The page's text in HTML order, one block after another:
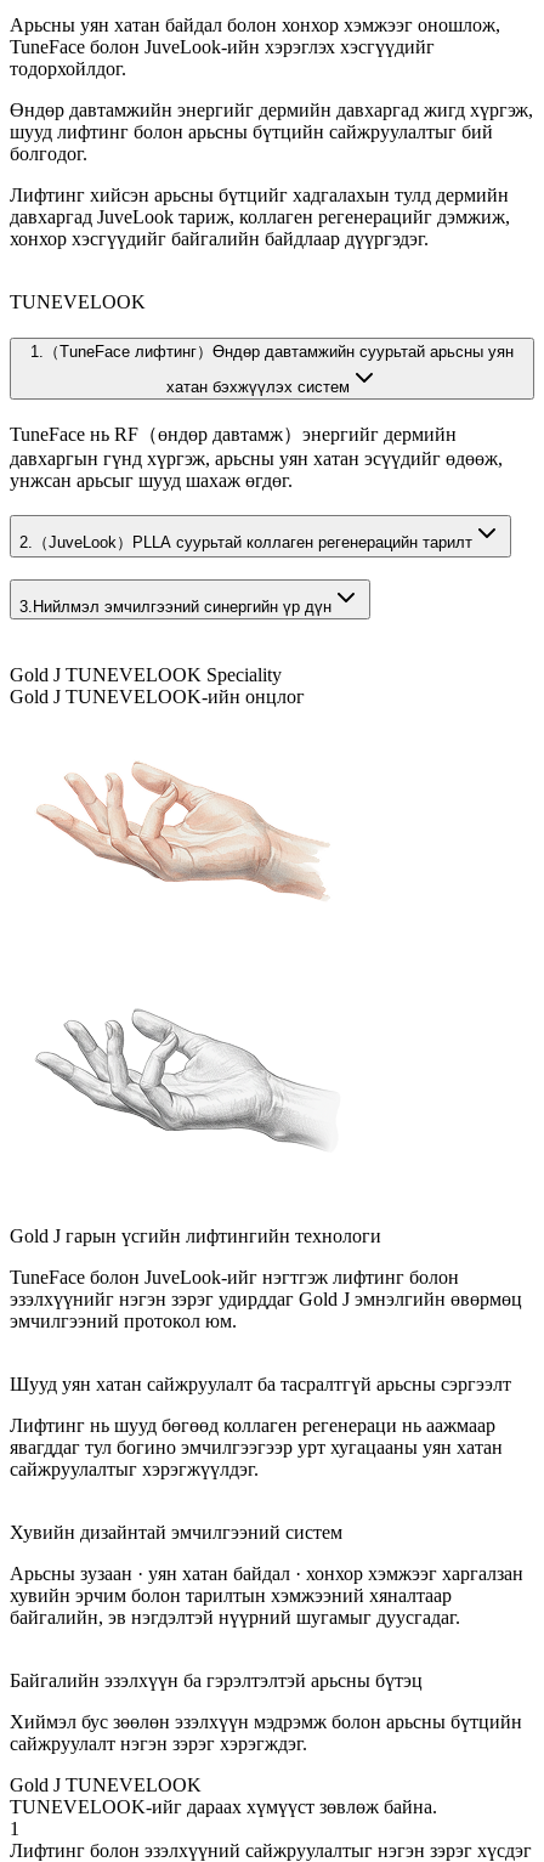
Арьсны уян хатан байдал болон хонхор хэмжээг оношлож,
TuneFace болон JuveLook-ийн хэрэглэх хэсгүүдийг
тодорхойлдог.
Өндөр давтамжийн энергийг дермийн давхаргад жигд хүргэж,
шууд лифтинг болон арьсны бүтцийн сайжруулалтыг бий
болгодог.
Лифтинг хийсэн арьсны бүтцийг хадгалахын тулд дермийн
давхаргад JuveLook тариж, коллаген регенерацийг дэмжиж,
хонхор хэсгүүдийг байгалийн байдлаар дүүргэдэг.
TUNEVELOOK
1. （TuneFace лифтинг）Өндөр давтамжийн суурьтай арьсны уян
хатан бэхжүүлэх систем
TuneFace нь RF（өндөр давтамж）энергийг дермийн
давхаргын гүнд хүргэж, арьсны уян хатан эсүүдийг өдөөж,
унжсан арьсыг шууд шахаж өгдөг.
2. （JuveLook）PLLA суурьтай коллаген регенерацийн тарилт
3. Нийлмэл эмчилгээний синергийн үр дүн
Gold J TUNEVELOOK Speciality
Gold J TUNEVELOOK-ийн онцлог
Gold J гарын үсгийн лифтингийн технологи
TuneFace болон JuveLook-ийг нэгтгэж лифтинг болон
эзэлхүүнийг нэгэн зэрэг удирддаг Gold J эмнэлгийн өвөрмөц
эмчилгээний протокол юм.
Шууд уян хатан сайжруулалт ба тасралтгүй арьсны сэргээлт
Лифтинг нь шууд бөгөөд коллаген регенераци нь аажмаар
явагддаг тул богино эмчилгээгээр урт хугацааны уян хатан
сайжруулалтыг хэрэгжүүлдэг.
Хувийн дизайнтай эмчилгээний систем
Арьсны зузаан · уян хатан байдал · хонхор хэмжээг харгалзан
хувийн эрчим болон тарилтын хэмжээний хяналтаар
байгалийн, эв нэгдэлтэй нүүрний шугамыг дуусгадаг.
Байгалийн эзэлхүүн ба гэрэлтэлтэй арьсны бүтэц
Хиймэл бус зөөлөн эзэлхүүн мэдрэмж болон арьсны бүтцийн
сайжруулалт нэгэн зэрэг хэрэгждэг.
Gold J TUNEVELOOK
TUNEVELOOK-ийг дараах хүмүүст зөвлөж байна.
1
Лифтинг болон эзэлхүүний сайжруулалтыг нэгэн зэрэг хүсдэг